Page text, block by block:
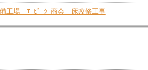
工場 ｴｰﾋﾞｰｼｰ商会 床改修工事